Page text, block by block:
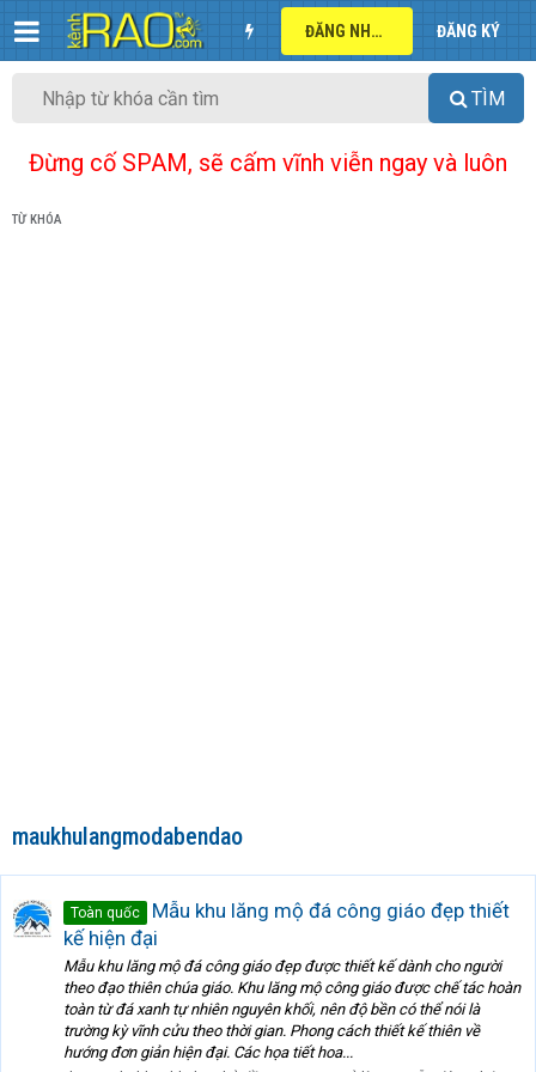
ĐĂNG NHẬP ĐĂNG KÝ
TÌM
Đừng cố SPAM, sẽ cấm vĩnh viễn ngay và luôn
TỪ KHÓA
maukhulangmodabendao
Toàn quốc
Mẫu khu lăng mộ đá công giáo đẹp thiết
kế hiện đại
Mẫu khu lăng mộ đá công giáo đẹp được thiết kế dành cho người
theo đạo thiên chúa giáo. Khu lăng mộ công giáo được chế tác hoàn
toàn từ đá xanh tự nhiên nguyên khối, nên độ bền có thể nói là
trường kỳ vĩnh cửu theo thời gian. Phong cách thiết kế thiên về
hướng đơn giản hiện đại. Các họa tiết hoa...